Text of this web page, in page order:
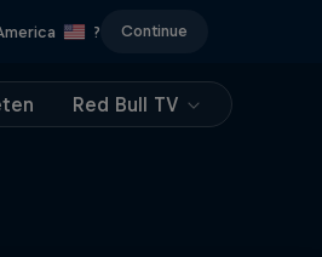
? Continue
Red Bull TV